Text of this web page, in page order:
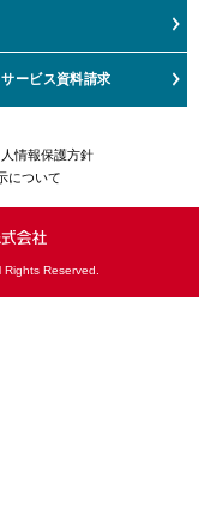
サービス資料請求
情報保護方針
について
Reserved.